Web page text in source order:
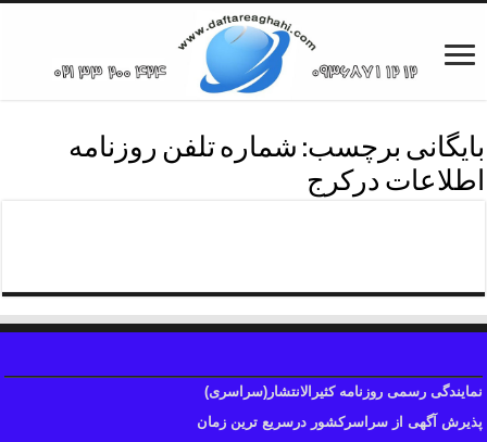
بایگانی برچسب: شماره تلفن روزنامه
اطلاعات درکرج
نمایندگی رسمی روزنامه کثیرالانتشار(سراسری)
پذیرش آگهی از سراسرکشور درسریع ترین زمان